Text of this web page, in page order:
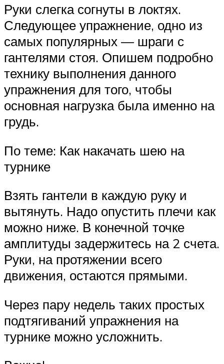
Руки слегка согнуты в локтях.
Следующее упражнение, одно из
самых популярных — шраги с
гантелями стоя. Опишем подробно
технику выполнения данного
упражнения для того, чтобы
основная нагрузка была именно на
грудь.
По теме: Как накачать шею на
турнике
Взять гантели в каждую руку и
вытянуть. Надо опустить плечи как
можно ниже. В конечной точке
амплитуды задержитесь на 2 счета.
Руки, на протяжении всего
движения, остаются прямыми.
Через пару недель таких простых
подтягиваний упражнения на
турнике можно усложнить.